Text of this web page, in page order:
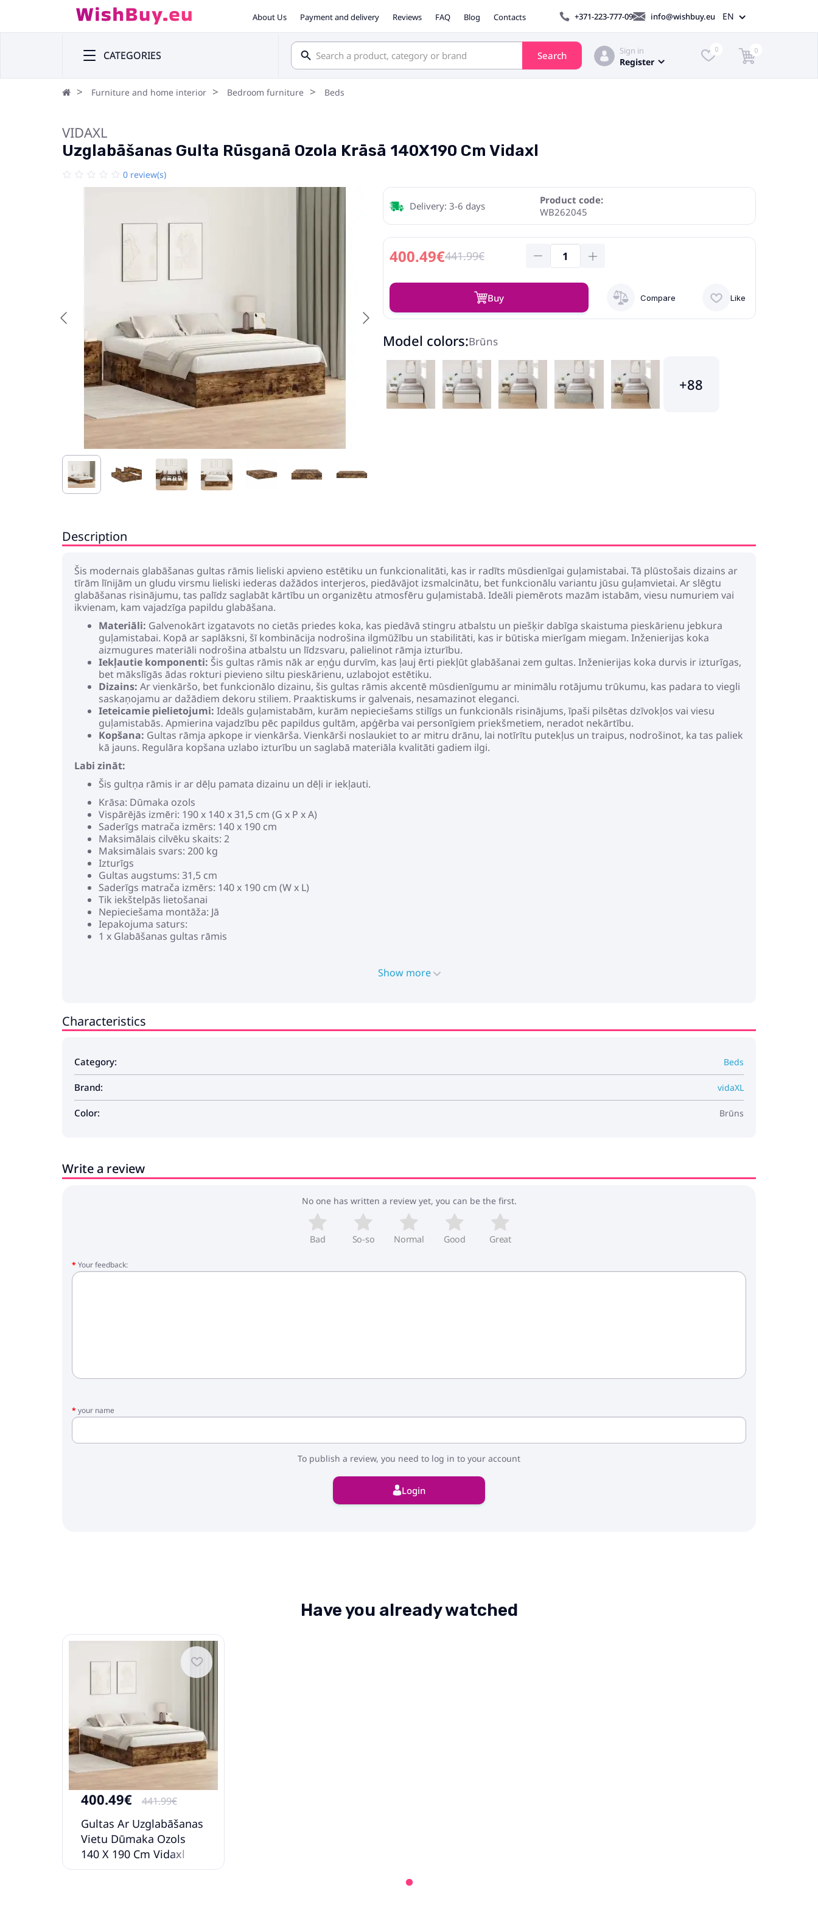
About Us Payment and delivery Reviews FAQ Blog Contacts +371-223-777-09 info@wishbuy.eu EN
CATEGORIES Search Sign in
Register
0 0
Furniture and home interior Bedroom furniture Beds
VIDAXL
Uzglabāšanas Gulta Rūsganā Ozola Krāsā 140X190 Cm Vidaxl
0 review(s)
Delivery: 3-6 days
Product code:
WB262045
400.49€441.99€
Buy Like
Compare
Model colors:Brūns
+88
Description
Šis modernais glabāšanas gultas rāmis lieliski apvieno estētiku un funkcionalitāti, kas ir radīts mūsdienīgai guļamistabai. Tā plūstošais dizains ar
tīrām līnijām un gludu virsmu lieliski iederas dažādos interjeros, piedāvājot izsmalcinātu, bet funkcionālu variantu jūsu guļamvietai. Ar slēgtu
glabāšanas risinājumu, tas palīdz saglabāt kārtību un organizētu atmosfēru guļamistabā. Ideāli piemērots mazām istabām, viesu numuriem vai
ikvienam, kam vajadzīga papildu glabāšana.
Materiāli: Galvenokārt izgatavots no cietās priedes koka, kas piedāvā stingru atbalstu un piešķir dabīga skaistuma pieskārienu jebkura
guļamistabai. Kopā ar saplāksni, šī kombinācija nodrošina ilgmūžību un stabilitāti, kas ir būtiska mierīgam miegam. Inženierijas koka
aizmugures materiāli nodrošina atbalstu un līdzsvaru, palielinot rāmja izturību.
Iekļautie komponenti: Šis gultas rāmis nāk ar eņģu durvīm, kas ļauj ērti piekļūt glabāšanai zem gultas. Inženierijas koka durvis ir izturīgas,
bet mākslīgās ādas rokturi pievieno siltu pieskārienu, uzlabojot estētiku.
Dizains: Ar vienkāršo, bet funkcionālo dizainu, šis gultas rāmis akcentē mūsdienīgumu ar minimālu rotājumu trūkumu, kas padara to viegli
saskaņojamu ar dažādiem dekoru stiliem. Praaktiskums ir galvenais, nesamazinot eleganci.
Ieteicamie pielietojumi: Ideāls guļamistabām, kurām nepieciešams stilīgs un funkcionāls risinājums, īpaši pilsētas dzīvokļos vai viesu
guļamistabās. Apmierina vajadzību pēc papildus gultām, apģērba vai personīgiem priekšmetiem, neradot nekārtību.
Kopšana: Gultas rāmja apkope ir vienkārša. Vienkārši noslaukiet to ar mitru drānu, lai notīrītu putekļus un traipus, nodrošinot, ka tas paliek
kā jauns. Regulāra kopšana uzlabo izturību un saglabā materiāla kvalitāti gadiem ilgi.
Labi zināt:
Šis gultņa rāmis ir ar dēļu pamata dizainu un dēļi ir iekļauti.
Krāsa: Dūmaka ozols
Vispārējās izmēri: 190 x 140 x 31,5 cm (G x P x A)
Saderīgs matrača izmērs: 140 x 190 cm
Maksimālais cilvēku skaits: 2
Maksimālais svars: 200 kg
Izturīgs
Gultas augstums: 31,5 cm
Saderīgs matrača izmērs: 140 x 190 cm (W x L)
Tik iekštelpās lietošanai
Nepieciešama montāža: Jā
Iepakojuma saturs:
1 x Glabāšanas gultas rāmis
Show more
Characteristics
Category: Beds
Brand: vidaXL
Color: Brūns
Write a review
No one has written a review yet, you can be the first.
Bad So-so Normal Good Great
Your feedback:
your name
To publish a review, you need to log in to your account
Login
Have you already watched
400.49€ 441.99€
Gultas Ar Uzglabāšanas
Vietu Dūmaka Ozols
140 X 190 Cm Vidaxl